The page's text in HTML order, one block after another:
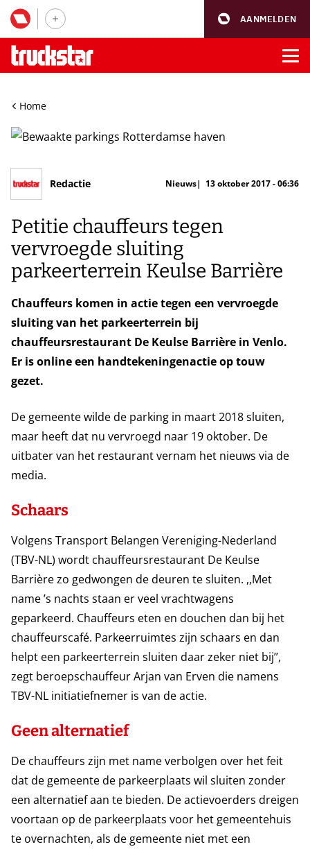
AANMELDEN
Home
Redactie Nieuws 13 oktober 2017 - 06:36
Petitie chauffeurs tegen
vervroegde sluiting
parkeerterrein Keulse Barrière
Chauffeurs komen in actie tegen een vervroegde
sluiting van het parkeerterrein bij
chauffeursrestaurant De Keulse Barrière in Venlo.
Er is online een handtekeningenactie op touw
gezet.
De gemeente wilde de parking in maart 2018 sluiten,
maar heeft dat nu vervroegd naar 19 oktober. De
uitbater van het restaurant vernam het nieuws via de
media.
Schaars
Volgens Transport Belangen Vereniging-Nederland
(TBV-NL) wordt chauffeursrestaurant De Keulse
Barrière zo gedwongen de deuren te sluiten. ,,Met
name ’s nachts staan er veel vrachtwagens
geparkeerd. Chauffeurs eten en douchen dan bij het
chauffeurscafé. Parkeerruimtes zijn schaars en dan
helpt een parkeerterrein sluiten daar zeker niet bij’’,
zegt beroepschauffeur Arjan van Erven die namens
TBV-NL initiatiefnemer is van de actie.
Geen alternatief
De chauffeurs zijn met name verbolgen over het feit
dat de gemeente de parkeerplaats wil sluiten zonder
een alternatief aan te bieden. De actievoerders dreigen
voortaan op de parkeerplaats voor het gemeentehuis
te overnachten, als de gemeente niet met een